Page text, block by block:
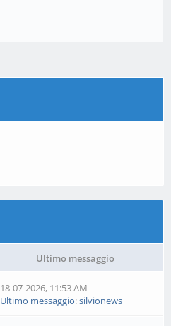
Ultimo messaggio
18-07-2026, 11:53 AM
Ultimo messaggio:silvionews